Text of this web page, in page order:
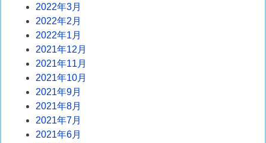
2022年3月
2022年2月
2022年1月
2021年12月
2021年11月
2021年10月
2021年9月
2021年8月
2021年7月
2021年6月